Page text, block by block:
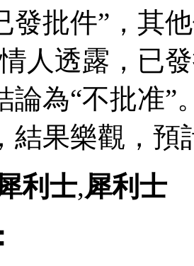
發批件”，其
人透露，已
論為“不批准”
結果樂觀，預
利士,犀利士